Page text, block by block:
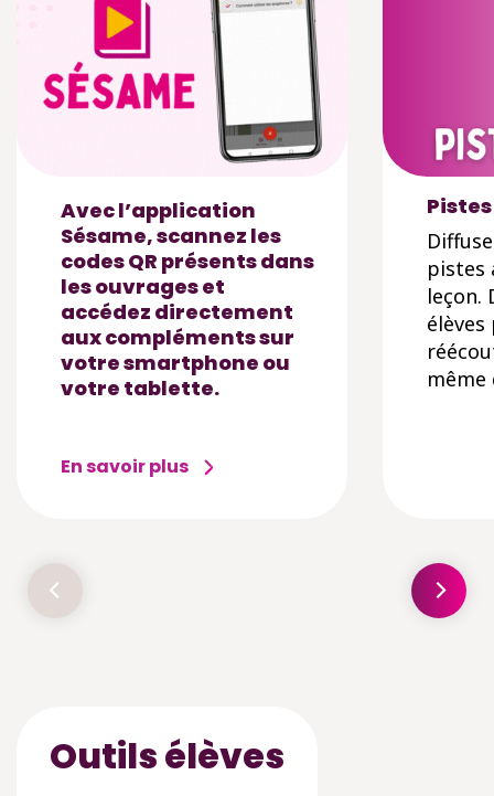
Avec l’application
Sésame, scannez les
codes QR présents dans
les ouvrages et
accédez directement
aux compléments sur
votre smartphone ou
votre tablette.
En savoir plus
pistes
leçon.
même
Outils élèves